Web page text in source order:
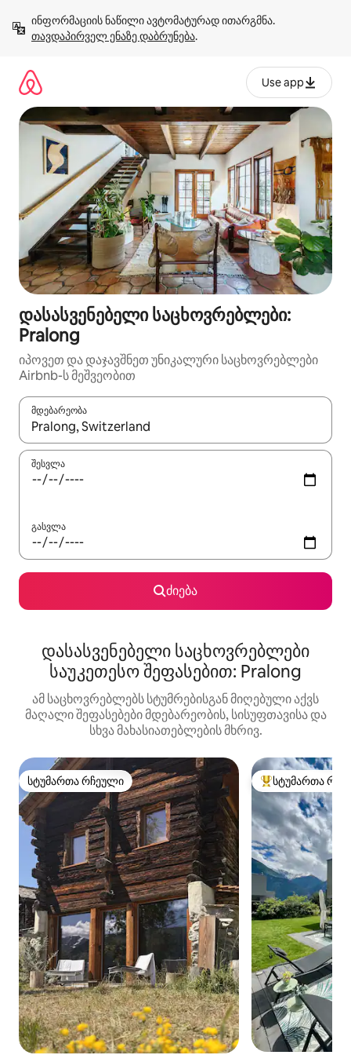
გადასვლა
თავდაპირველ ენაზე დაბრუნება.
Use app
დასასვენებელი საცხოვრებლები:
Pralong
იპოვეთ და დაჯავშნეთ უნიკალური საცხოვრებლები
Airbnb-ს მეშვეობით
მდებარეობა
როცა შედეგები ხელმისაწვდომი გახდება, ნავიგაციისთვის
შესვლა
გასვლა
ძიება
დასასვენებელი საცხოვრებლები
საუკეთესო შეფასებით: Pralong
ამ საცხოვრებლებს სტუმრებისგან მიღებული აქვს
მაღალი შეფასებები მდებარეობის, სისუფთავისა და
სხვა მახასიათებლების მხრივ.
სტუმართა რჩეული
სტუმართა რჩეული სტუმართა
სტუმართა